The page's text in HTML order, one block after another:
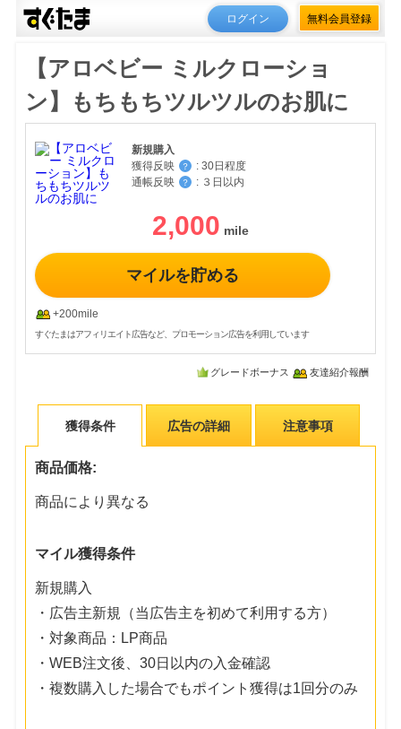
ログイン 無料会員登録
【アロベビー ミルクローショ
ン】もちもちツルツルのお肌に
新規購入
獲得反映
？ : 30日程度
通帳反映
？ : ３日以内
2,000
マイルを貯める
+200mile
すぐたまはアフィリエイト広告など、プロモーション広告を利用しています
グレードボーナス 友達紹介報酬
獲得条件 広告の詳細 注意事項
商品価格:
商品により異なる
マイル獲得条件
新規購入
・広告主新規（当広告主を初めて利用する方）
・対象商品：LP商品
・WEB注文後、30日以内の入金確認
・複数購入した場合でもポイント獲得は1回分のみ